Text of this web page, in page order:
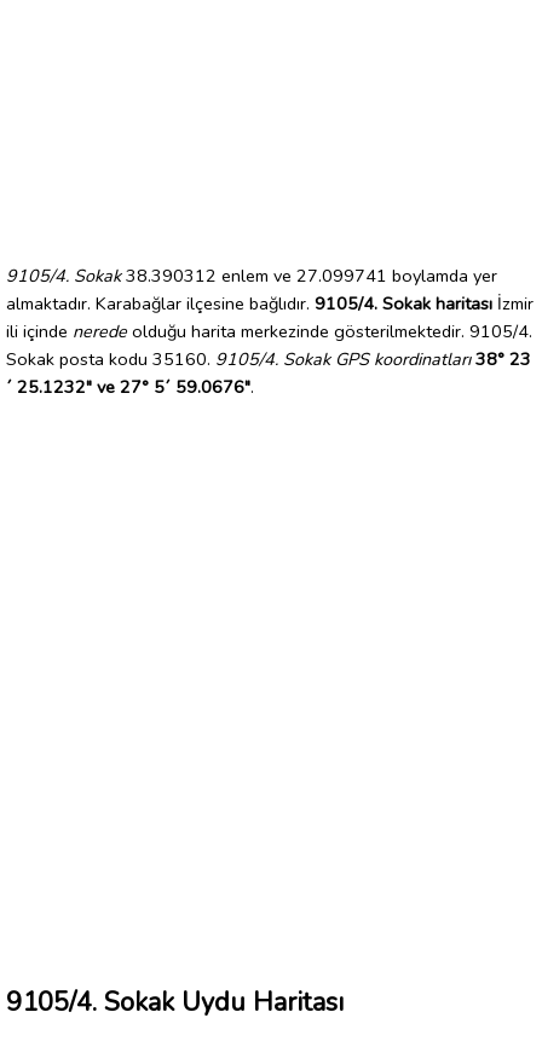
9105/4. Sokak38.390312 enlem ve 27.099741 boylamda yer
almaktadır. Karabağlar ilçesine bağlıdır. 9105/4. Sokak haritası İzmir
ili içinde nerede olduğu harita merkezinde gösterilmektedir. 9105/4.
Sokak posta kodu 35160. 9105/4. Sokak GPS koordinatları 38° 23
´ 25.1232" ve 27° 5´ 59.0676".
9105/4. Sokak Uydu Haritası